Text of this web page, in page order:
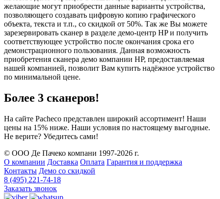
желающие могут приобрести данные варианты устройства,
позволяющего создавать цифровую копию графического
объекта, текста и т.п., со скидкой от 50%. Так же Вы можете
зарезервировать сканер в разделе демо-центр HP и получить
соответствующее устройство после окончания срока его
демонстрационного пользования. Данная возможность
приобретения сканера демо компании HP, предоставляемая
нашей компанией, позволит Вам купить надёжное устройство
по минимальной цене.
Более 3 сканеров!
На сайте Pacheco представлен широкий ассортимент! Наши
цены на 15% ниже. Наши условия по настоящему выгодные.
Не верите? Убедитесь сами!
© ООО Де Пачеко компани 1997-2026 г.
О компании Доставка Оплата Гарантия и поддержка
Контакты Демо со скидкой
8 (495) 221-74-18
Заказать звонок